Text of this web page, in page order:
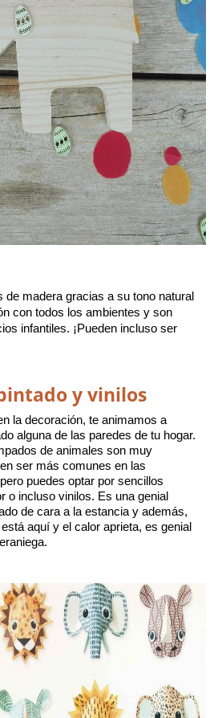
de madera gracias a su tono natural
con todos los ambientes y son
infantiles. ¡Pueden incluso ser
y vinilos
la decoración, te animamos a
alguna de las paredes de tu hogar.
de animales son muy
ser más comunes en las
puedes optar por sencillos
o incluso vinilos. Es una genial
de cara a la estancia y además,
aquí y el calor aprieta, es genial